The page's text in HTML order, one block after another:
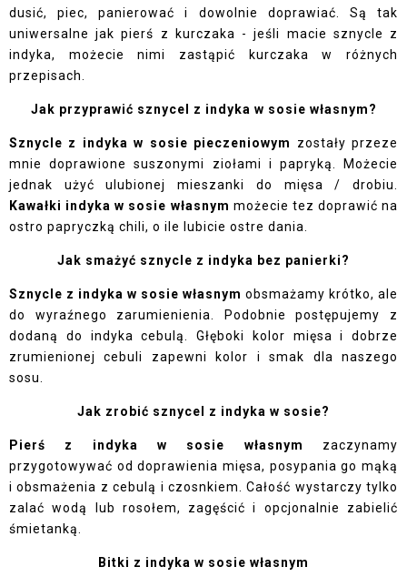
dusić, piec, panierować i dowolnie doprawiać. Są tak
uniwersalne jak pierś z kurczaka - jeśli macie sznycle z
indyka, możecie nimi zastąpić kurczaka w różnych
przepisach.
Jak przyprawić sznycel z indyka w sosie własnym?
Sznycle z indyka w sosie pieczeniowym
zostały przeze
mnie doprawione suszonymi ziołami i papryką. Możecie
jednak użyć ulubionej mieszanki do mięsa / drobiu.
Kawałki indyka w sosie własnym możecie tez doprawić na
ostro papryczką chili, o ile lubicie ostre dania.
Jak smażyć sznycle z indyka bez panierki?
Sznycle z indyka w sosie własnym obsmażamy krótko, ale
do wyraźnego zarumienienia. Podobnie postępujemy z
dodaną do indyka cebulą. Głęboki kolor mięsa i dobrze
zrumienionej cebuli zapewni kolor i smak dla naszego
sosu.
Jak zrobić sznycel z indyka w sosie?
Pierś z indyka w sosie własnym
zaczynamy
przygotowywać od doprawienia mięsa, posypania go mąką
i obsmażenia z cebulą i czosnkiem. Całość wystarczy tylko
zalać wodą lub rosołem, zagęścić i opcjonalnie zabielić
śmietanką.
Bitki z indyka w sosie własnym